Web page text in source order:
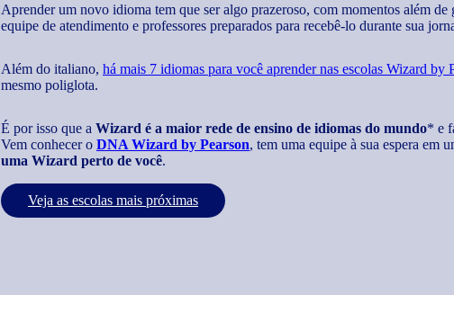
Aprender um novo idioma tem que ser algo prazeroso, com momentos além
equipe de atendimento e professores preparados para recebê-lo durante sua
Além do italiano, há mais 7 idiomas para você aprender nas escolas Wizard by
mesmo poliglota.
É por isso que a Wizard é a maior rede de ensino de idiomas do mundo* e
Vem conhecer o DNA Wizard by Pearson, tem uma equipe à sua espera em
uma Wizard perto de você.
Veja as escolas mais próximas